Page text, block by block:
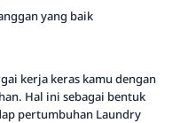
yang baik
kerja keras kamu dengan
Hal ini sebagai bentuk
pertumbuhan Laundry